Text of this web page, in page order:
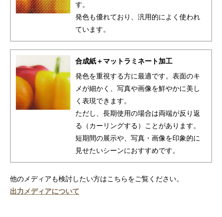
す。
発色も優れており、汎用的によく使われ
ています。
合成紙＋マットラミネート加工
発色を重視する方に最適です。表面のキ
メが細かく、写真や画像を鮮やかに美し
く表現できます。
ただし、長期使用の場合は両端が反り返
る（カーリングする）ことがあります。
短期間の展示や、写真・画像を印象的に
見せたいシーンにおすすめです。
他のメディアも検討したい方はこちらをご覧ください。
出力メディアについて